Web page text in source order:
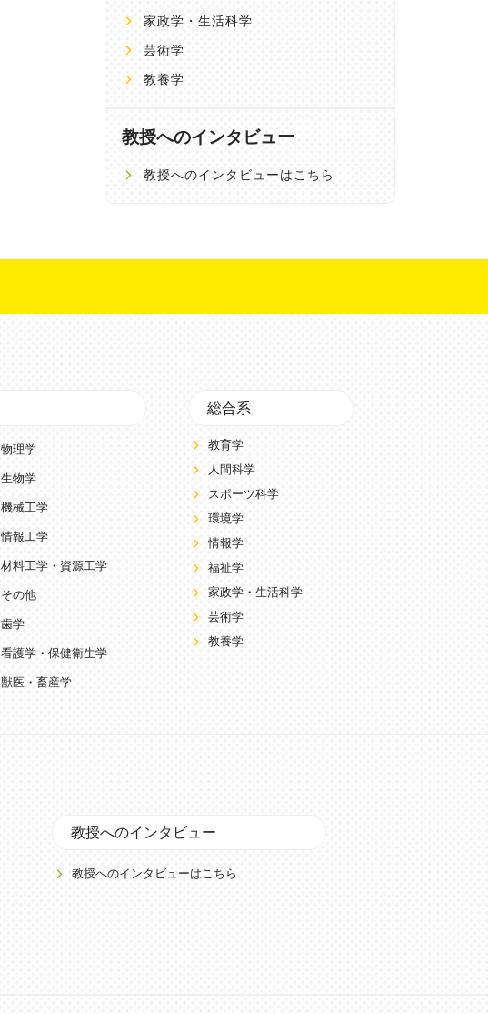
家政学・生活科学
芸術学
教養学
教授へのインタビュー
教授へのインタビューはこちら
物理学
生物学
機械工学
情報工学
材料工学・資源工学
その他
歯学
看護学・保健衛生学
獣医・畜産学
総合系
教育学
人間科学
スポーツ科学
環境学
情報学
福祉学
家政学・生活科学
芸術学
教養学
教授へのインタビュー
教授へのインタビューはこちら